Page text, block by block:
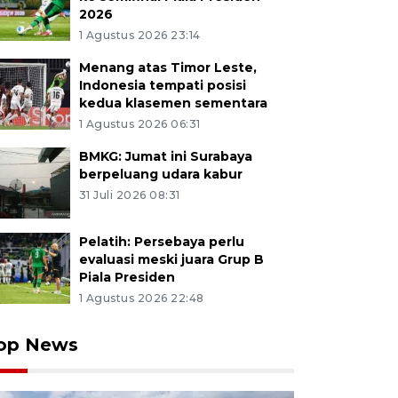
2026
1 Agustus 2026 23:14
Menang atas Timor Leste,
Indonesia tempati posisi
kedua klasemen sementara
1 Agustus 2026 06:31
BMKG: Jumat ini Surabaya
berpeluang udara kabur
31 Juli 2026 08:31
Pelatih: Persebaya perlu
evaluasi meski juara Grup B
Piala Presiden
1 Agustus 2026 22:48
News